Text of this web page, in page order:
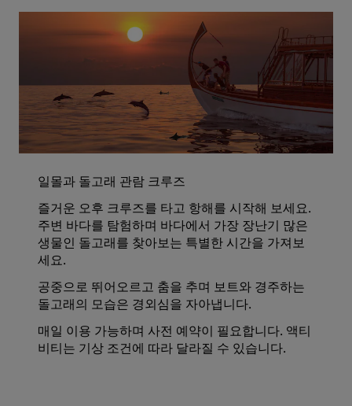
일몰과 돌고래 관람 크루즈
즐거운 오후 크루즈를 타고 항해를 시작해 보세요.
주변 바다를 탐험하며 바다에서 가장 장난기 많은
생물인 돌고래를 찾아보는 특별한 시간을 가져보
세요.
공중으로 뛰어오르고 춤을 추며 보트와 경주하는
돌고래의 모습은 경외심을 자아냅니다.
매일 이용 가능하며 사전 예약이 필요합니다. 액티
비티는 기상 조건에 따라 달라질 수 있습니다.